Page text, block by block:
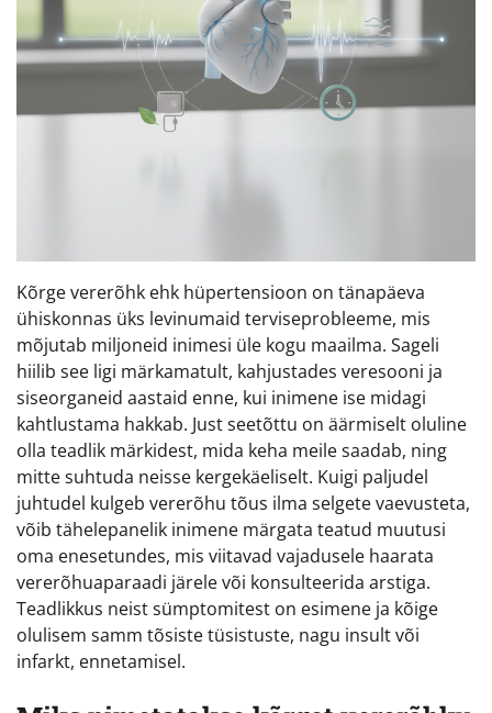
Kõrge vererõhk ehk hüpertensioon on tänapäeva
ühiskonnas üks levinumaid terviseprobleeme, mis
mõjutab miljoneid inimesi üle kogu maailma. Sageli
hiilib see ligi märkamatult, kahjustades veresooni ja
siseorganeid aastaid enne, kui inimene ise midagi
kahtlustama hakkab. Just seetõttu on äärmiselt oluline
olla teadlik märkidest, mida keha meile saadab, ning
mitte suhtuda neisse kergekäeliselt. Kuigi paljudel
juhtudel kulgeb vererõhu tõus ilma selgete vaevusteta,
võib tähelepanelik inimene märgata teatud muutusi
oma enesetundes, mis viitavad vajadusele haarata
vererõhuaparaadi järele või konsulteerida arstiga.
Teadlikkus neist sümptomitest on esimene ja kõige
olulisem samm tõsiste tüsistuste, nagu insult või
infarkt, ennetamisel.